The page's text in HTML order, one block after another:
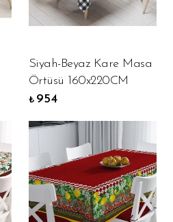
Siyah-Beyaz Kare Masa
Örtüsü 160x220CM
₺ 954